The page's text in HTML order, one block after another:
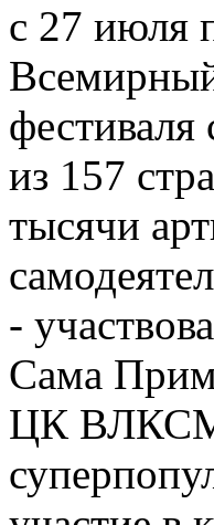
с 27 июля
фестиваля
из 157
тысячи
-
Сама
ЦК ВЛКСМ,